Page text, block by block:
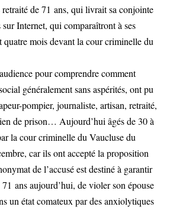
de 71 ans, qui livrait sa conjointe
sur Internet, qui comparaîtront à ses
quatre mois devant la cour criminelle du
pour comprendre comment
généralement sans aspérités, ont pu
pompier, journaliste, artisan, retraité,
de prison… Aujourd’hui âgés de 30 à
la cour criminelle du Vaucluse du
car ils ont accepté la proposition
de l’accusé est destiné à garantir
ans aujourd’hui, de violer son épouse
un état comateux par des anxiolytiques